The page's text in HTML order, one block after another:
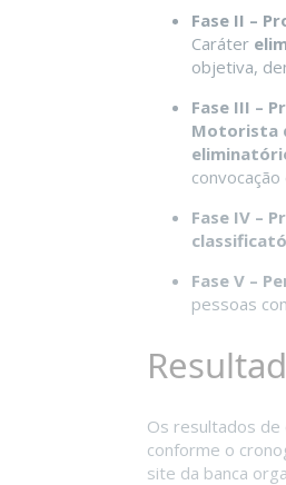
Fase II –
Caráter
objetiva,
Fase III –
Motorista
Fase IV –
Fase V –
pessoas
Os resultados de
conforme o
site da banca